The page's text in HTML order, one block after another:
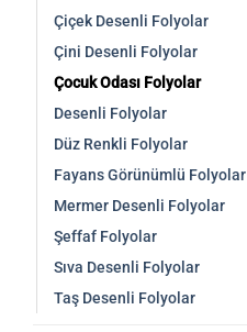
Çiçek Desenli Folyolar
Çini Desenli Folyolar
Çocuk Odası Folyolar
Desenli Folyolar
Düz Renkli Folyolar
Fayans Görünümlü Folyolar
Mermer Desenli Folyolar
Şeffaf Folyolar
Sıva Desenli Folyolar
Taş Desenli Folyolar